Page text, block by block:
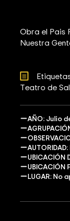
Obra el Pais
Nuestra
Teatro de
AÑO: Julio
UBICACIÓN
UBICACIÓN
LUGAR: No